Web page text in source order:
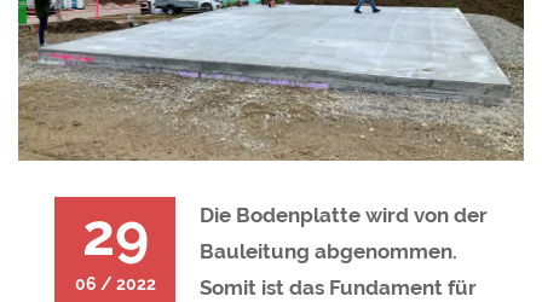
29
06 / 2022
Die Bodenplatte wird von der
Bauleitung abgenommen.
Somit ist das Fundament für